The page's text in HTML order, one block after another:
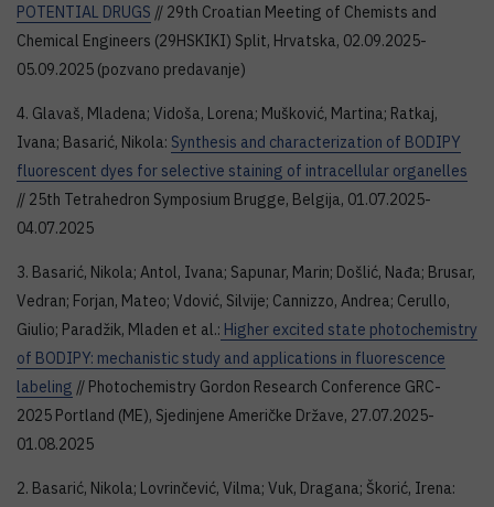
POTENTIAL DRUGS // 29th Croatian Meeting of Chemists and
Chemical Engineers (29HSKIKI) Split, Hrvatska, 02.09.2025-
05.09.2025 (pozvano predavanje)
4. Glavaš, Mladena; Vidoša, Lorena; Mušković, Martina; Ratkaj,
Ivana; Basarić, Nikola: Synthesis and characterization of BODIPY
fluorescent dyes for selective staining of intracellular organelles
// 25th Tetrahedron Symposium Brugge, Belgija, 01.07.2025-
04.07.2025
3. Basarić, Nikola; Antol, Ivana; Sapunar, Marin; Došlić, Nađa; Brusar,
Vedran; Forjan, Mateo; Vdović, Silvije; Cannizzo, Andrea; Cerullo,
Giulio; Paradžik, Mladen et al.: Higher excited state photochemistry
of BODIPY: mechanistic study and applications in fluorescence
labeling // Photochemistry Gordon Research Conference GRC-
2025 Portland (ME), Sjedinjene Američke Države, 27.07.2025-
01.08.2025
2. Basarić, Nikola; Lovrinčević, Vilma; Vuk, Dragana; Škorić, Irena: